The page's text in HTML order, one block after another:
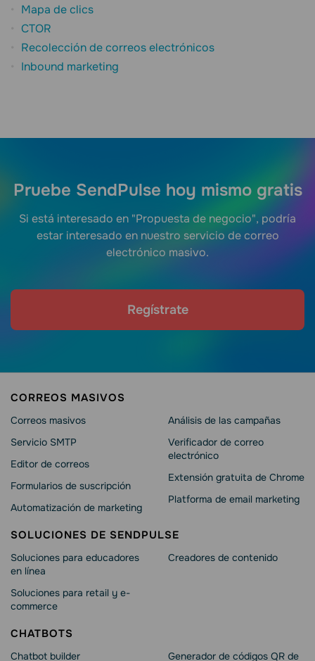
Mapa de clics
CTOR
Recolección de correos electrónicos
Inbound marketing
Pruebe SendPulse hoy mismo gratis
Si está interesado en "Propuesta de negocio", podría
estar interesado en nuestro servicio de correo
electrónico masivo.
Regístrate
CORREOS MASIVOS
Correos masivos
Servicio SMTP
Editor de correos
Formularios de suscripción
Automatización de marketing
Análisis de las campañas
Verificador de correo
electrónico
Extensión gratuita de Chrome
Platforma de email marketing
SOLUCIONES DE SENDPULSE
Soluciones para educadores
en línea
Soluciones para retail y e-
commerce
Creadores de contenido
CHATBOTS
Chatbot builder
Generador de códigos QR de